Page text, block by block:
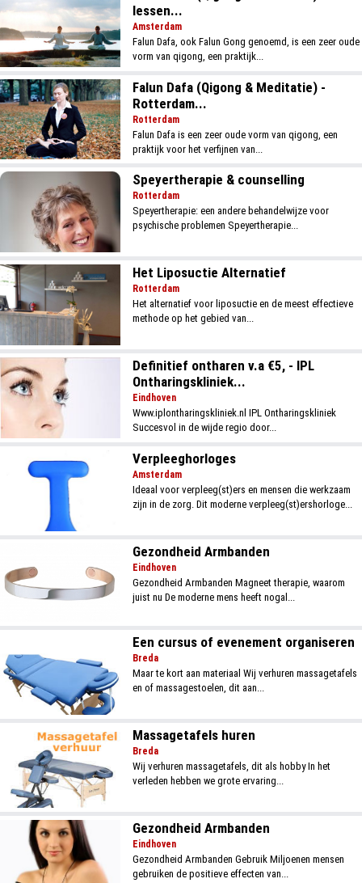
lessen...
Amsterdam
Falun Dafa, ook Falun Gong genoemd, is een zeer oude
vorm van qigong, een praktijk...
Falun Dafa (Qigong & Meditatie) -
Rotterdam...
Rotterdam
Falun Dafa is een zeer oude vorm van qigong, een
praktijk voor het verfijnen van...
Speyertherapie & counselling
Rotterdam
Speyertherapie: een andere behandelwijze voor
psychische problemen Speyertherapie...
Het Liposuctie Alternatief
Rotterdam
Het alternatief voor liposuctie en de meest effectieve
methode op het gebied van...
Definitief ontharen v.a €5, - IPL
Ontharingskliniek...
Eindhoven
Www.iplontharingskliniek.nl IPL Ontharingskliniek
Succesvol in de wijde regio door...
Verpleeghorloges
Amsterdam
Ideaal voor verpleeg(st)ers en mensen die werkzaam
zijn in de zorg. Dit moderne verpleeg(st)ershorloge...
Gezondheid Armbanden
Eindhoven
Gezondheid Armbanden Magneet therapie, waarom
juist nu De moderne mens heeft nogal...
Een cursus of evenement organiseren
Breda
Maar te kort aan materiaal Wij verhuren massagetafels
en of massagestoelen, dit aan...
Massagetafels huren
Breda
Wij verhuren massagetafels, dit als hobby In het
verleden hebben we grote ervaring...
Gezondheid Armbanden
Eindhoven
Gezondheid Armbanden Gebruik Miljoenen mensen
gebruiken de positieve effecten van...